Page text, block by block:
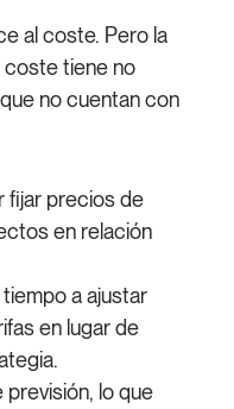
al coste. Pero la
coste tiene no
no cuentan con
fijar precios de
en relación
a ajustar
en lugar de
previsión, lo que